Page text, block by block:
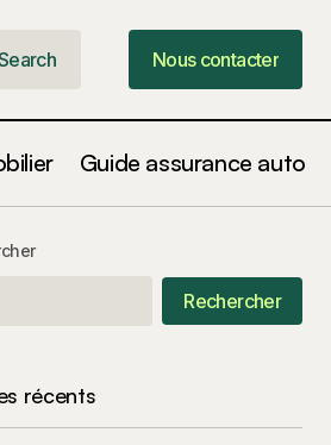
Nous contacter
Nous contacter
Guide assurance auto
Extraterrestre de Roswell dans ses
Secrets !
Rechercher
récents